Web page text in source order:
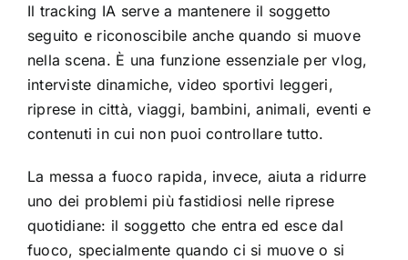
Il tracking IA serve a mantenere il soggetto
seguito e riconoscibile anche quando si muove
nella scena. È una funzione essenziale per vlog,
interviste dinamiche, video sportivi leggeri,
riprese in città, viaggi, bambini, animali, eventi e
contenuti in cui non puoi controllare tutto.
La messa a fuoco rapida, invece, aiuta a ridurre
uno dei problemi più fastidiosi nelle riprese
quotidiane: il soggetto che entra ed esce dal
fuoco, specialmente quando ci si muove o si